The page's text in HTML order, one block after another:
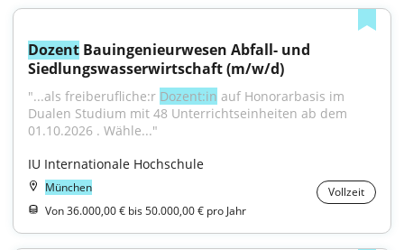
Dozent Bauingenieurwesen Abfall- und
Siedlungswasserwirtschaft (m/w/d)
"...als freiberufliche:r Dozent:in auf Honorarbasis im
Dualen Studium mit 48 Unterrichtseinheiten ab dem
01.10.2026 . Wähle..."
IU Internationale Hochschule
München
Vollzeit
Von 36.000,00 € bis 50.000,00 € pro Jahr